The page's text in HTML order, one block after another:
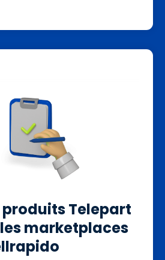
produits Telepart
marketplaces